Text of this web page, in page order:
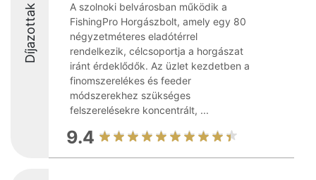
Díjazottak
A szolnoki belvárosban működik a
FishingPro Horgászbolt, amely egy 80
négyzetméteres eladótérrel
rendelkezik, célcsoportja a horgászat
iránt érdeklődők. Az üzlet kezdetben a
finomszerelékes és feeder
módszerekhez szükséges
felszerelésekre koncentrált, ...
9.4